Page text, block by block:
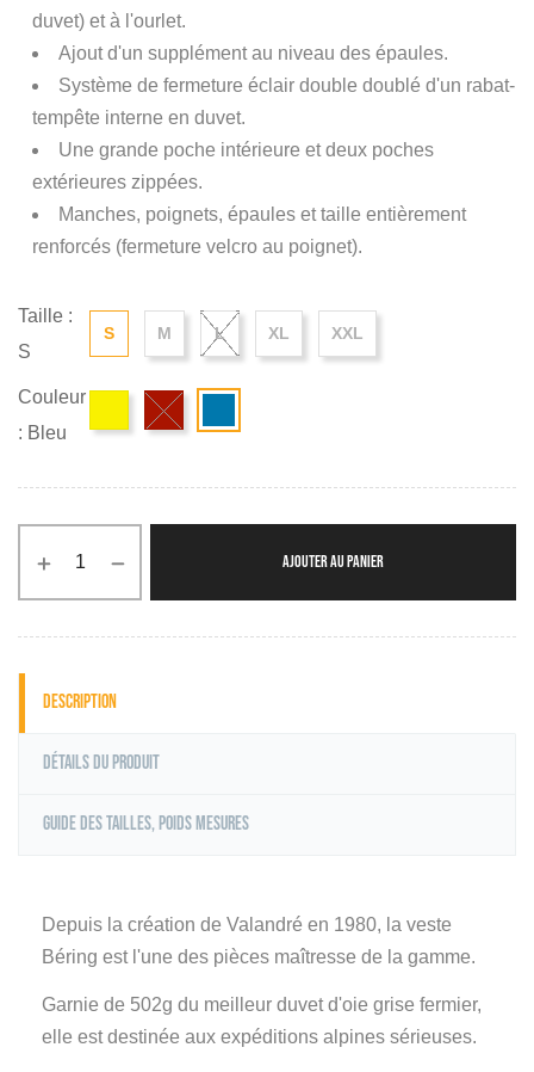
duvet) et à l'ourlet.
Ajout d'un supplément au niveau des épaules.
Système de fermeture éclair double doublé d'un rabat-
tempête interne en duvet.
Une grande poche intérieure et deux poches
extérieures zippées.
Manches, poignets, épaules et taille entièrement
renforcés (fermeture velcro au poignet).
Taille :
S
S M L XL XXL
Couleur
: Bleu
AJOUTER AU PANIER
Description
Détails du produit
Guide des tailles, poids mesures
Depuis la création de Valandré en 1980, la veste
Béring est l'une des pièces maîtresse de la gamme.
Garnie de 502g du meilleur duvet d'oie grise fermier,
elle est destinée aux expéditions alpines sérieuses.